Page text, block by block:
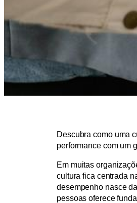
Descubra como uma
performance com um
Em muitas
cultura fica centrada
desempenho nasce
pessoas oferece